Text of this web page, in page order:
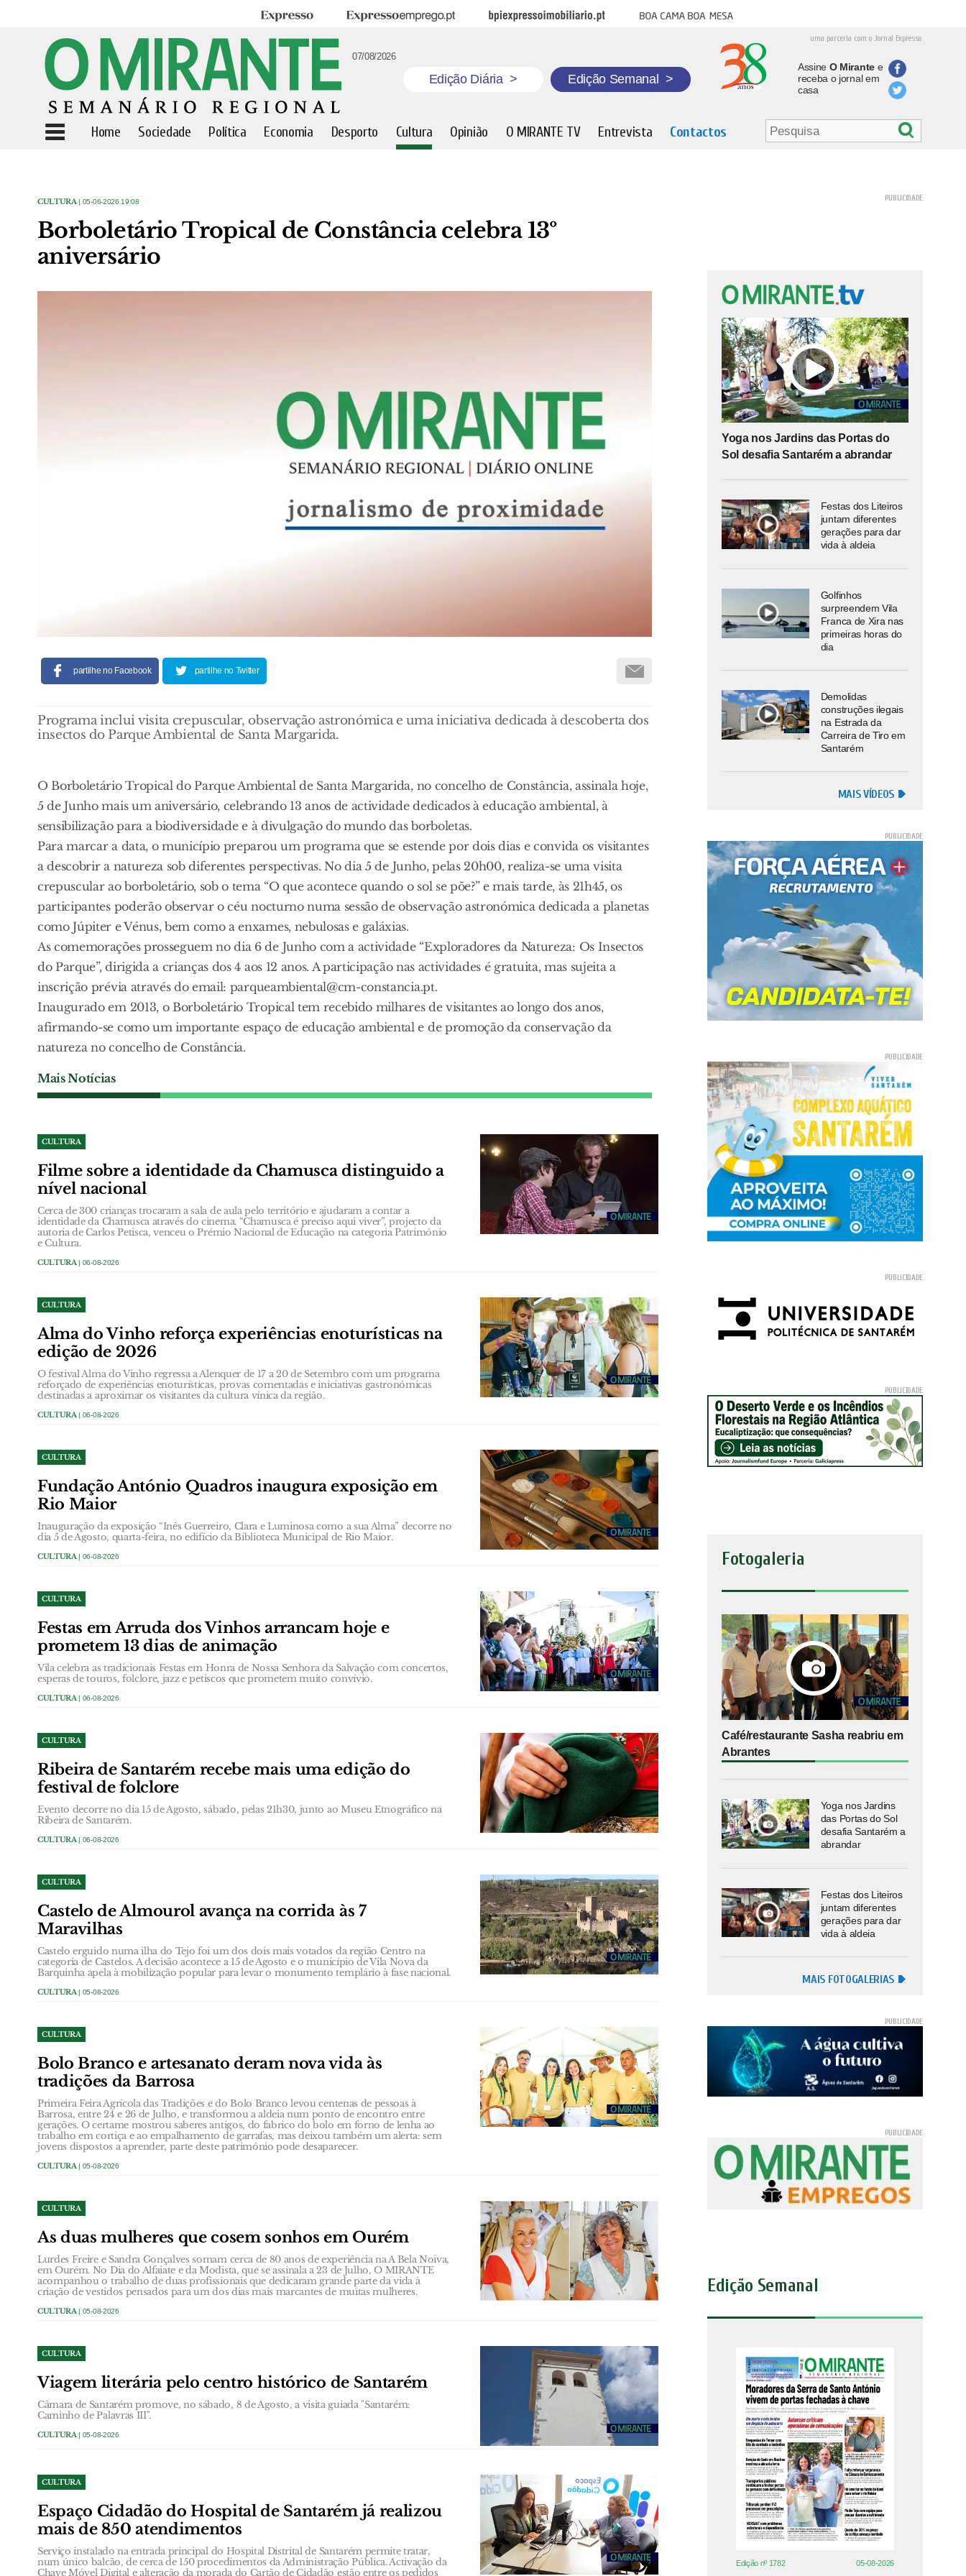
Expresso Expresso Emprego BPI Expresso Imobiliário Boa cama boa mesa
uma parceria com o Jornal Expresso
07/08/2026
Edição Diária > Edição Semanal >
Assine O Mirantee
receba o jornal em
casa
Home Sociedade Política Economia Desporto Cultura Opinião O MIRANTE TV Entrevista Contactos
CULTURA | 05-06-2026 19:08
Borboletário Tropical de Constância celebra 13º
aniversário
partilhe no Facebook partilhe no Twitter
Programa inclui visita crepuscular, observação astronómica e uma iniciativa dedicada à descoberta dos
insectos do Parque Ambiental de Santa Margarida.
O Borboletário Tropical do Parque Ambiental de Santa Margarida, no concelho de Constância, assinala hoje,
5 de Junho mais um aniversário, celebrando 13 anos de actividade dedicados à educação ambiental, à
sensibilização para a biodiversidade e à divulgação do mundo das borboletas.
Para marcar a data, o município preparou um programa que se estende por dois dias e convida os visitantes
a descobrir a natureza sob diferentes perspectivas. No dia 5 de Junho, pelas 20h00, realiza-se uma visita
crepuscular ao borboletário, sob o tema “O que acontece quando o sol se põe?” e mais tarde, às 21h45, os
participantes poderão observar o céu nocturno numa sessão de observação astronómica dedicada a planetas
como Júpiter e Vénus, bem como a enxames, nebulosas e galáxias.
As comemorações prosseguem no dia 6 de Junho com a actividade “Exploradores da Natureza: Os Insectos
do Parque”, dirigida a crianças dos 4 aos 12 anos. A participação nas actividades é gratuita, mas sujeita a
inscrição prévia através do email: parqueambiental@cm-constancia.pt.
Inaugurado em 2013, o Borboletário Tropical tem recebido milhares de visitantes ao longo dos anos,
afirmando-se como um importante espaço de educação ambiental e de promoção da conservação da
natureza no concelho de Constância.
Mais Notícias
CULTURA
Filme sobre a identidade da Chamusca distinguido a
nível nacional
Cerca de 300 crianças trocaram a sala de aula pelo território e ajudaram a contar a
identidade da Chamusca através do cinema. “Chamusca é preciso aqui viver”, projecto da
autoria de Carlos Petisca, venceu o Prémio Nacional de Educação na categoria Património
e Cultura.
CULTURA | 06-08-2026
CULTURA
Alma do Vinho reforça experiências enoturísticas na
edição de 2026
O festival Alma do Vinho regressa a Alenquer de 17 a 20 de Setembro com um programa
reforçado de experiências enoturísticas, provas comentadas e iniciativas gastronómicas
destinadas a aproximar os visitantes da cultura vínica da região.
CULTURA | 06-08-2026
CULTURA
Fundação António Quadros inaugura exposição em
Rio Maior
Inauguração da exposição “Inês Guerreiro, Clara e Luminosa como a sua Alma” decorre no
dia 5 de Agosto, quarta-feira, no edifício da Biblioteca Municipal de Rio Maior.
CULTURA | 06-08-2026
CULTURA
Festas em Arruda dos Vinhos arrancam hoje e
prometem 13 dias de animação
Vila celebra as tradicionais Festas em Honra de Nossa Senhora da Salvação com concertos,
esperas de touros, folclore, jazz e petiscos que prometem muito convívio.
CULTURA | 06-08-2026
CULTURA
Ribeira de Santarém recebe mais uma edição do
festival de folclore
Evento decorre no dia 15 de Agosto, sábado, pelas 21h30, junto ao Museu Etnográfico na
Ribeira de Santarém.
CULTURA | 06-08-2026
CULTURA
Castelo de Almourol avança na corrida às 7
Maravilhas
Castelo erguido numa ilha do Tejo foi um dos dois mais votados da região Centro na
categoria de Castelos. A decisão acontece a 15 de Agosto e o município de Vila Nova da
Barquinha apela à mobilização popular para levar o monumento templário à fase nacional.
CULTURA | 05-08-2026
CULTURA
Bolo Branco e artesanato deram nova vida às
tradições da Barrosa
Primeira Feira Agrícola das Tradições e do Bolo Branco levou centenas de pessoas à
Barrosa, entre 24 e 26 de Julho, e transformou a aldeia num ponto de encontro entre
gerações. O certame mostrou saberes antigos, do fabrico do bolo em forno de lenha ao
trabalho em cortiça e ao empalhamento de garrafas, mas deixou também um alerta: sem
jovens dispostos a aprender, parte deste património pode desaparecer.
CULTURA | 05-08-2026
CULTURA
As duas mulheres que cosem sonhos em Ourém
Lurdes Freire e Sandra Gonçalves somam cerca de 80 anos de experiência na A Bela Noiva,
em Ourém. No Dia do Alfaiate e da Modista, que se assinala a 23 de Julho, O MIRANTE
acompanhou o trabalho de duas profissionais que dedicaram grande parte da vida à
criação de vestidos pensados para um dos dias mais marcantes de muitas mulheres.
CULTURA | 05-08-2026
CULTURA
Viagem literária pelo centro histórico de Santarém
Câmara de Santarém promove, no sábado, 8 de Agosto, a visita guiada "Santarém:
Caminho de Palavras III".
CULTURA | 05-08-2026
CULTURA
Espaço Cidadão do Hospital de Santarém já realizou
mais de 850 atendimentos
Serviço instalado na entrada principal do Hospital Distrital de Santarém permite tratar,
num único balcão, de cerca de 150 procedimentos da Administração Pública. Activação da
Chave Móvel Digital e alteração da morada do Cartão de Cidadão estão entre os pedidos
Yoga nos Jardins das Portas do
Sol desafia Santarém a abrandar
Festas dos Liteiros
juntam diferentes
gerações para dar
vida à aldeia
Golfinhos
surpreendem Vila
Franca de Xira nas
primeiras horas do
dia
Demolidas
construções ilegais
na Estrada da
Carreira de Tiro em
Santarém
MAIS VÍDEOS
Fotogaleria
Café/restaurante Sasha reabriu em
Abrantes
Yoga nos Jardins
das Portas do Sol
desafia Santarém a
abrandar
Festas dos Liteiros
juntam diferentes
gerações para dar
vida à aldeia
MAIS FOTOGALERIAS
Edição Semanal
Edição nº 1782 05-08-2026